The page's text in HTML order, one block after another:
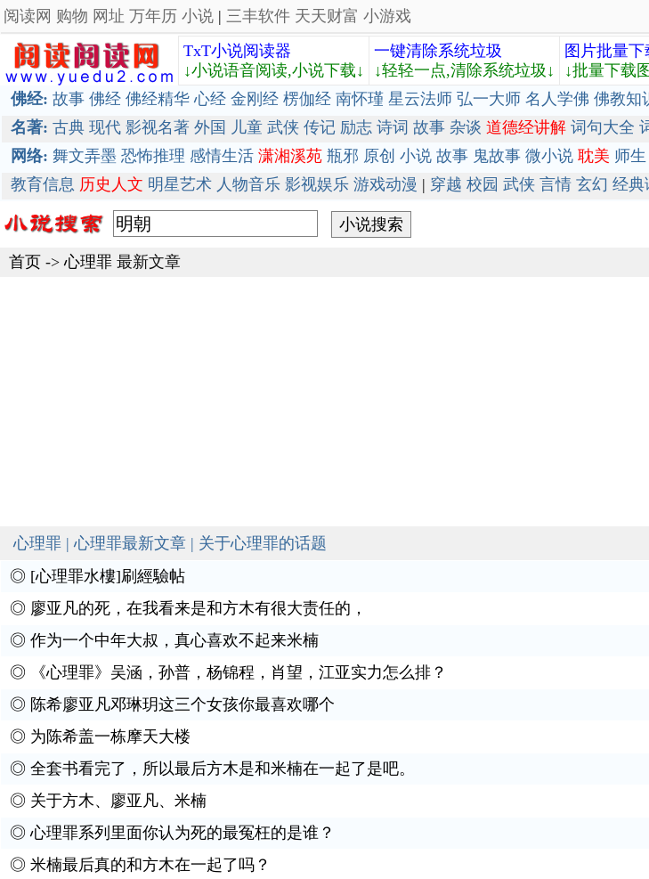
阅读网 购物 网址 万年历 小说 | 三丰软件 天天财富 小游戏
TxT小说阅读器
↓小说语音阅读,小说下载↓
一键清除系统垃圾
↓轻轻一点,清除系统垃圾↓
图片批量下
↓批量下载
佛经: 故事 佛经 佛经精华 心经 金刚经 楞伽经 南怀瑾 星云法师 弘一大师 名人学佛 佛教知
名著: 古典 现代 影视名著 外国 儿童 武侠 传记 励志 诗词 故事 杂谈 道德经讲解 词句大全
网络: 舞文弄墨 恐怖推理 感情生活 潇湘溪苑 瓶邪 原创 小说 故事 鬼故事 微小说 耽美 师生
教育信息 历史人文 明星艺术 人物音乐 影视娱乐 游戏动漫 | 穿越 校园 武侠 言情 玄幻 经典
首页 ->心理罪 最新文章
心理罪 | 心理罪最新文章 | 关于心理罪的话题
◎ [心理罪水樓]刷經驗帖
◎ 廖亚凡的死，在我看来是和方木有很大责任的，
◎ 作为一个中年大叔，真心喜欢不起来米楠
◎
《心理罪》吴涵，孙普，杨锦程，肖望，江亚实力怎么排？
◎ 陈希廖亚凡邓琳玥这三个女孩你最喜欢哪个
◎ 为陈希盖一栋摩天大楼
◎ 全套书看完了，所以最后方木是和米楠在一起了是吧。
◎ 关于方木、廖亚凡、米楠
◎心理罪系列里面你认为死的最冤枉的是谁？
◎ 米楠最后真的和方木在一起了吗？